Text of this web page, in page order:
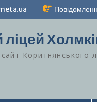
Коритнянського